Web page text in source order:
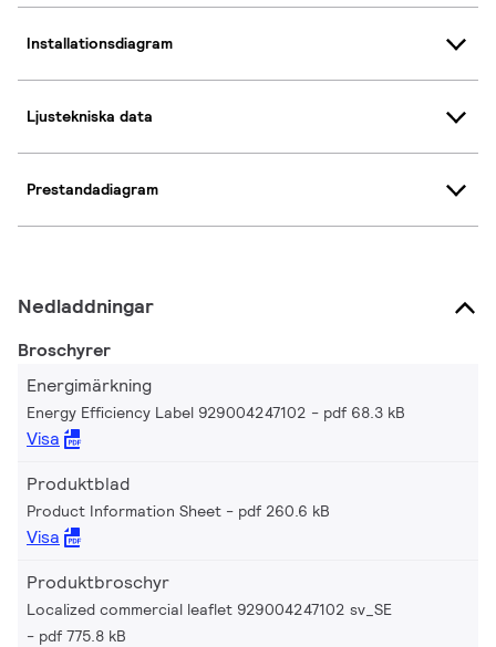
Installationsdiagram
Ljustekniska data
Prestandadiagram
Nedladdningar
Broschyrer
Energimärkning
Energy Efficiency Label 929004247102 pdf 68.3 kB
Visa
Produktblad
Product Information Sheet pdf 260.6 kB
Visa
Produktbroschyr
Localized commercial leaflet 929004247102 sv_SE
pdf 775.8 kB